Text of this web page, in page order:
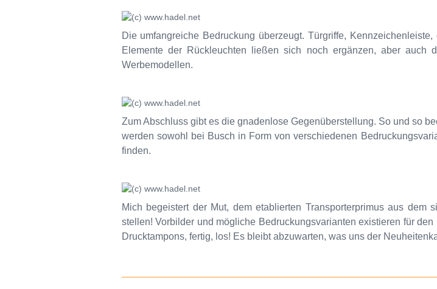
Die umfangreiche Bedruckung überzeugt. Türgriffe,
Elemente der Rückleuchten ließen sich noch ergänzen, aber auch
Werbemodellen.
Zum Abschluss gibt es die gnadenlose Gegenüberstellung. So und so
werden sowohl bei Busch in Form von verschiedenen
finden.
Mich begeistert der Mut, dem etablierten Transporterprimus aus dem
stellen! Vorbilder und mögliche Bedruckungsvarianten existieren für
Drucktampons, fertig, los! Es bleibt abzuwarten, was uns der